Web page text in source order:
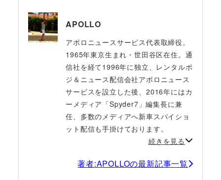
APOLLO
アポロニュースサービス代表取締役。
1965年東京生まれ・世田谷区在住。通
信社を経て1996年に独立、レンタルポ
ジ＆ニュース配信会社アポロニュース
サービスを設立した後、2016年にはカ
ーメディア「Spyder7」編集長に兼
任、多数のメディアへ新車スパイショ
ット配信も手掛けております。
続きを見る
著者:APOLLOの最新記事一覧